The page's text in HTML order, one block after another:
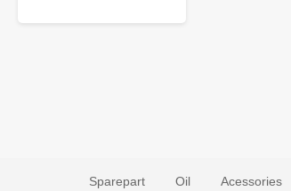
Sparepart Oil Acessories